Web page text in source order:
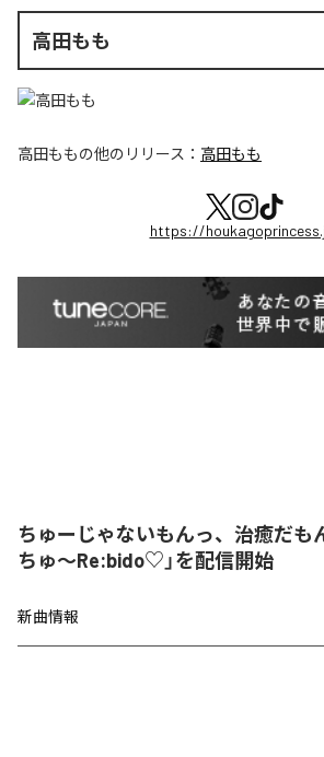
高田もも
高田ももの他のリリース： 高田もも
https://
ちゅーじゃないもんっ、治癒だも
ちゅ〜Re:bido♡」を配信開始
新曲情報